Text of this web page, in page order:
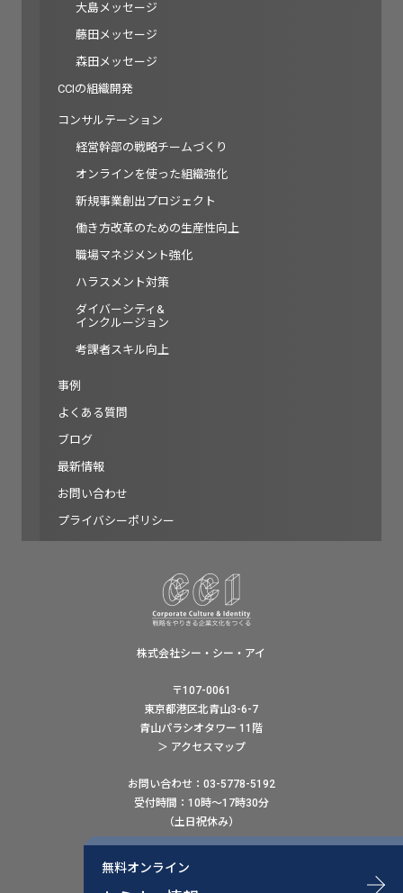
無料オンライン
大島メッセージ
藤田メッセージ
森田メッセージ
CCIの組織開発
コンサルテーション
経営幹部の戦略チームづくり
オンラインを使った組織強化
新規事業創出プロジェクト
働き方改革のための生産性向上
職場マネジメント強化
ハラスメント対策
ダイバーシティ&
インクルージョン
考課者スキル向上
事例
よくある質問
ブログ
最新情報
お問い合わせ
プライバシーポリシー
株式会社シー・シー・アイ
〒107-0061
東京都港区北青山3-6-7
青山パラシオタワー 11階
＞ アクセスマップ
お問い合わせ：03-5778-5192
受付時間：10時〜17時30分
（土日祝休み）
ウェブでのお問い合わせはこちら